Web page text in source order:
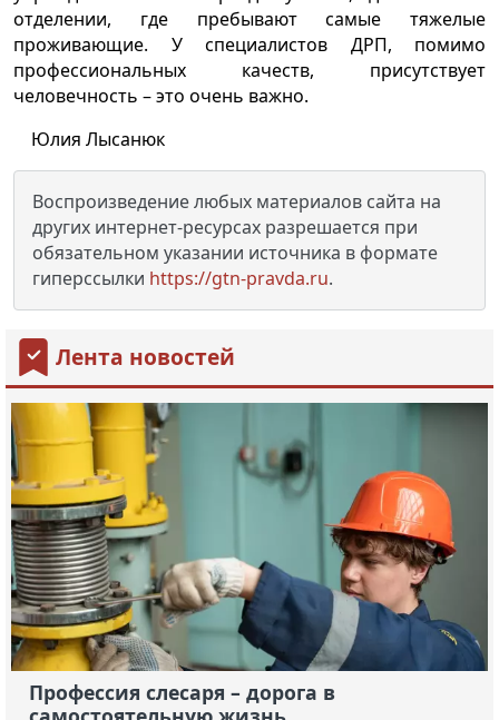
отделении, где пребывают самые тяжелые
проживающие. У специалистов ДРП, помимо
профессиональных качеств, присутствует
человечность – это очень важно.
Юлия Лысанюк
Воспроизведение любых материалов сайта на
других интернет-ресурсах разрешается при
обязательном указании источника в формате
гиперссылки https://gtn-pravda.ru.
Лента новостей
Профессия слесаря – дорога в